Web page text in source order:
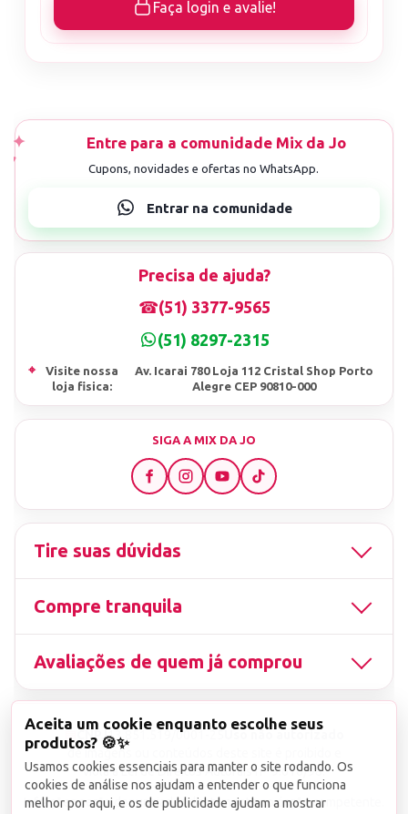
Faça login e avalie!
Precisa de ajuda?
☎(51) 3377-9565
(51) 8297-2315
⌖
Visite nossa
loja fisica:
Av. Icarai 780 Loja 112 Cristal Shop Porto
Alegre CEP 90810-000
SIGA A MIX DA JO
Tire suas dúvidas
Compre tranquila
Avaliações de quem já comprou
▤ CNPJ13.851.519/0001-25
de imagens ou conteúdos deste site é proibido e
viola a Lei de Direitos Autorais nº 9.610/98.
Infrações serão denunciadas diretamente ao órgão competente.
Aceita um cookie enquanto escolhe seus
produtos? 🍪✨
Usamos cookies essenciais para manter o site rodando. Os
cookies de análise nos ajudam a entender o que funciona
melhor por aqui, e os de publicidade ajudam a mostrar